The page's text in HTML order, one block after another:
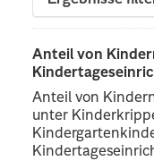
Anteil von
Anteil von
unter